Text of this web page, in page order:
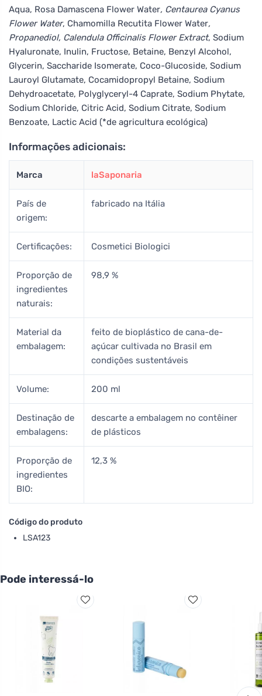
Aqua, Rosa Damascena Flower Water, Centaurea Cyanus
Flower Water, Chamomilla Recutita Flower Water,
Propanediol, Calendula Officinalis Flower Extract, Sodium
Hyaluronate, Inulin, Fructose, Betaine, Benzyl Alcohol,
Glycerin, Saccharide Isomerate, Coco-Glucoside, Sodium
Lauroyl Glutamate, Cocamidopropyl Betaine, Sodium
Dehydroacetate, Polyglyceryl-4 Caprate, Sodium Phytate,
Sodium Chloride, Citric Acid, Sodium Citrate, Sodium
Benzoate, Lactic Acid (*de agricultura ecológica)
Informações adicionais:
Marca laSaponaria
País de
origem:
fabricado na Itália
Certificações: Cosmetici Biologici
Proporção de
ingredientes
naturais:
98,9 %
Material da
embalagem:
feito de bioplástico de cana-de-
açúcar cultivada no Brasil em
condições sustentáveis
Volume: 200 ml
Destinação de
embalagens:
descarte a embalagem no contêiner
de plásticos
Proporção de
ingredientes
BIO:
12,3 %
Código do produto
LSA123
Pode interessá-lo